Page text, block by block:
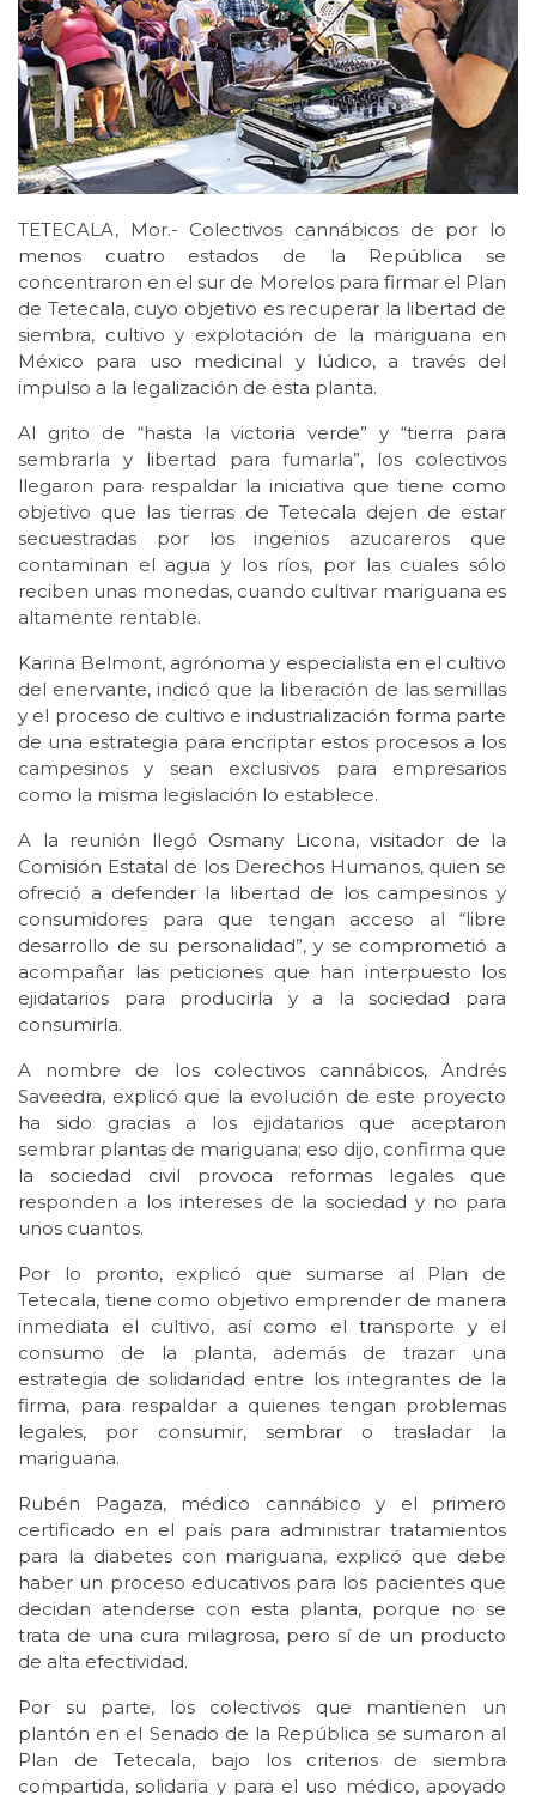
TETECALA, Mor.- Colectivos cannábicos de por lo
menos cuatro estados de la República se
concentraron en el sur de Morelos para firmar el Plan
de Tetecala, cuyo objetivo es recuperar la libertad de
siembra, cultivo y explotación de la mariguana en
México para uso medicinal y lúdico, a través del
impulso a la legalización de esta planta.
Al grito de “hasta la victoria verde” y “tierra para
sembrarla y libertad para fumarla”, los colectivos
llegaron para respaldar la iniciativa que tiene como
objetivo que las tierras de Tetecala dejen de estar
secuestradas por los ingenios azucareros que
contaminan el agua y los ríos, por las cuales sólo
reciben unas monedas, cuando cultivar mariguana es
altamente rentable.
Karina Belmont, agrónoma y especialista en el cultivo
del enervante, indicó que la liberación de las semillas
y el proceso de cultivo e industrialización forma parte
de una estrategia para encriptar estos procesos a los
campesinos y sean exclusivos para empresarios
como la misma legislación lo establece.
A la reunión llegó Osmany Licona, visitador de la
Comisión Estatal de los Derechos Humanos, quien se
ofreció a defender la libertad de los campesinos y
consumidores para que tengan acceso al “libre
desarrollo de su personalidad”, y se comprometió a
acompañar las peticiones que han interpuesto los
ejidatarios para producirla y a la sociedad para
consumirla.
A nombre de los colectivos cannábicos, Andrés
Saveedra, explicó que la evolución de este proyecto
ha sido gracias a los ejidatarios que aceptaron
sembrar plantas de mariguana; eso dijo, confirma que
la sociedad civil provoca reformas legales que
responden a los intereses de la sociedad y no para
unos cuantos.
Por lo pronto, explicó que sumarse al Plan de
Tetecala, tiene como objetivo emprender de manera
inmediata el cultivo, así como el transporte y el
consumo de la planta, además de trazar una
estrategia de solidaridad entre los integrantes de la
firma, para respaldar a quienes tengan problemas
legales, por consumir, sembrar o trasladar la
mariguana.
Rubén Pagaza, médico cannábico y el primero
certificado en el país para administrar tratamientos
para la diabetes con mariguana, explicó que debe
haber un proceso educativos para los pacientes que
decidan atenderse con esta planta, porque no se
trata de una cura milagrosa, pero sí de un producto
de alta efectividad.
Por su parte, los colectivos que mantienen un
plantón en el Senado de la República se sumaron al
Plan de Tetecala, bajo los criterios de siembra
compartida, solidaria y para el uso médico, apoyado